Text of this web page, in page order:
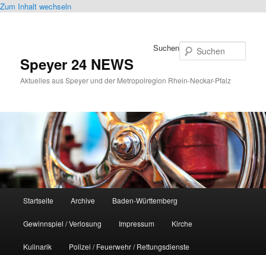
Zum Inhalt wechseln
Speyer 24 NEWS
Aktuelles aus Speyer und der Metropolregion Rhein-Neckar-Pfalz
Suchen
Startseite Archive Baden-Württemberg
Gewinnspiel / Verlosung Impressum Kirche
Kulinarik Polizei / Feuerwehr / Rettungsdienste